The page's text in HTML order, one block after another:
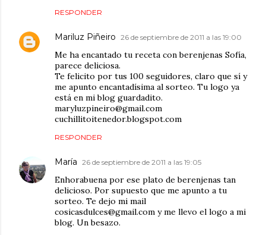
RESPONDER
Mariluz Piñeiro 26 de septiembre de 2011 a las 19:00
Me ha encantado tu receta con berenjenas Sofía,
parece deliciosa.
Te felicito por tus 100 seguidores, claro que sí y
me apunto encantadísima al sorteo. Tu logo ya
está en mi blog guardadito.
maryluzpineiro@gmail.com
cuchillitoitenedor.blogspot.com
RESPONDER
María 26 de septiembre de 2011 a las 19:05
Enhorabuena por ese plato de berenjenas tan
delicioso. Por supuesto que me apunto a tu
sorteo. Te dejo mi mail
cosicasdulces@gmail.com y me llevo el logo a mi
blog. Un besazo.